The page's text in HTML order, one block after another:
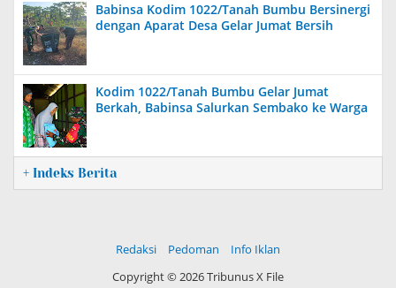
Babinsa Kodim 1022/Tanah Bumbu Bersinergi
dengan Aparat Desa Gelar Jumat Bersih
Kodim 1022/Tanah Bumbu Gelar Jumat
Berkah, Babinsa Salurkan Sembako ke Warga
+ Indeks Berita
Redaksi Pedoman
Info Iklan
Copyright ©2026 Tribunus X File